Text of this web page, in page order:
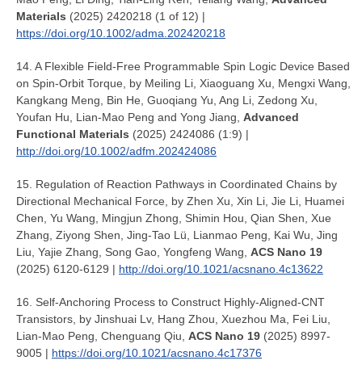
Materials (2025) 2420218 (1 of 12) |
https://doi.org/10.1002/adma.202420218
14. A Flexible Field-Free Programmable Spin Logic Device Based
on Spin-Orbit Torque, by Meiling Li, Xiaoguang Xu, Mengxi Wang,
Kangkang Meng, Bin He, Guoqiang Yu, Ang Li, Zedong Xu,
Youfan Hu, Lian-Mao Peng and Yong Jiang, Advanced
Functional Materials (2025) 2424086 (1:9) |
http://doi.org/10.1002/adfm.202424086
15. Regulation of Reaction Pathways in Coordinated Chains by
Directional Mechanical Force, by Zhen Xu, Xin Li, Jie Li, Huamei
Chen, Yu Wang, Mingjun Zhong, Shimin Hou, Qian Shen, Xue
Zhang, Ziyong Shen, Jing-Tao Lü, Lianmao Peng, Kai Wu, Jing
Liu, Yajie Zhang, Song Gao, Yongfeng Wang, ACS Nano 19
(2025) 6120-6129 | http://doi.org/10.1021/acsnano.4c13622
16. Self-Anchoring Process to Construct Highly-Aligned-CNT
Transistors, by Jinshuai Lv, Hang Zhou, Xuezhou Ma, Fei Liu,
Lian-Mao Peng, Chenguang Qiu, ACS Nano 19 (2025) 8997-
9005 | https://doi.org/10.1021/acsnano.4c17376